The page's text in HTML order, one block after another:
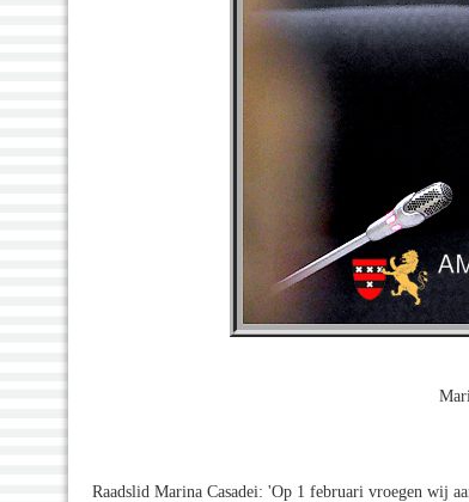
Raadslid Marina Casadei: 'Op 1 februari vroegen wij